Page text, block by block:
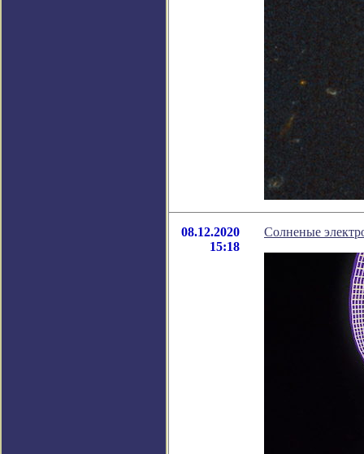
08.12.2020
15:18
Солненые